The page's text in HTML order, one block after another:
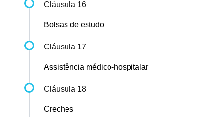
Cláusula 16
Bolsas de estudo
Cláusula 17
Assistência médico-hospitalar
Cláusula 18
Creches